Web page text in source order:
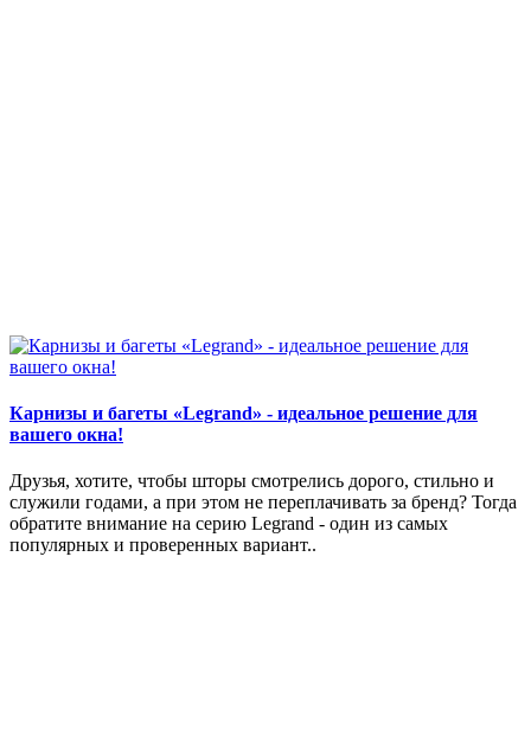
Карнизы и багеты «Legrand» - идеальное решение для
вашего окна!
Друзья, хотите, чтобы шторы смотрелись дорого, стильно и
служили годами, а при этом не переплачивать за бренд? Тогда
обратите внимание на серию Legrand - один из самых
популярных и проверенных вариант..